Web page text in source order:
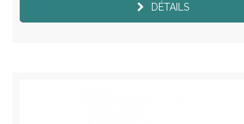
DÉTAILS